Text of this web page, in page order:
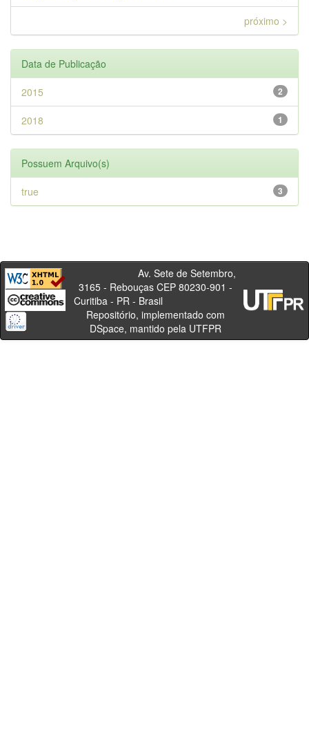
próximo >
Data de Publicação
2
2015
1
2018
Possuem Arquivo(s)
3
true
Av. Sete de Setembro,
3165 - Rebouças CEP 80230-901 -
Curitiba - PR - Brasil
Repositório, implementado com
DSpace, mantido pela UTFPR